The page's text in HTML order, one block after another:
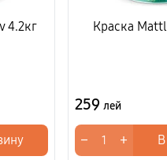
4.2кг Краска
259 лей
− +